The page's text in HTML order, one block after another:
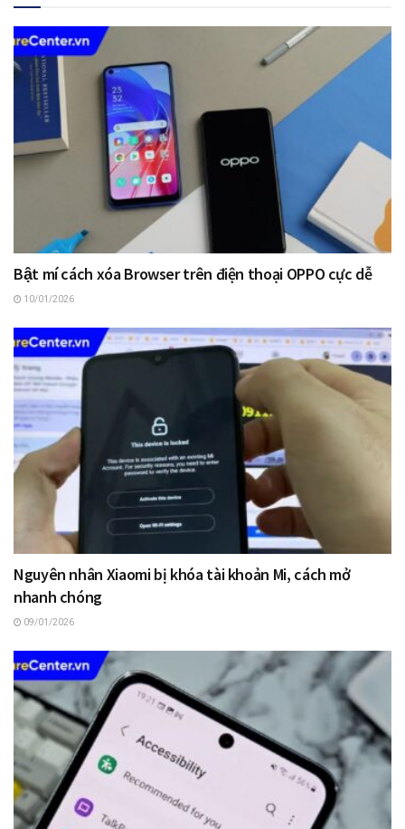
Bật mí cách xóa Browser trên điện thoại OPPO cực dễ
10/01/2026
Nguyên nhân Xiaomi bị khóa tài khoản Mi, cách mở
nhanh chóng
09/01/2026